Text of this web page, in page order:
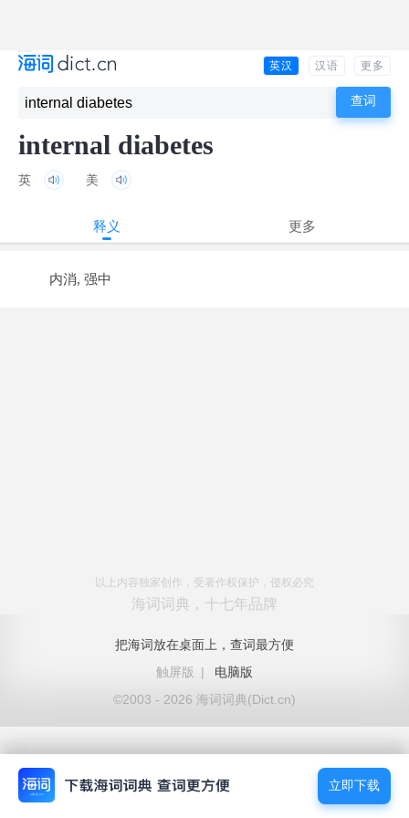
英汉 汉语 更多
internal diabetes
英 美
释义 更多
内消, 强中
以上内容独家创作，受著作权保护，侵权必究
海词词典，十七年品牌
把海词放在桌面上，查词最方便
触屏版
|
电脑版
©2003 - 2026 海词词典(Dict.cn)
立即下载
立即下载